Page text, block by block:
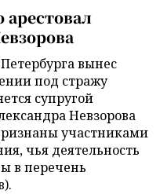
арестовал
вынес
под стражу
супругой
Невзорова
участниками
чья деятельность
в перечень